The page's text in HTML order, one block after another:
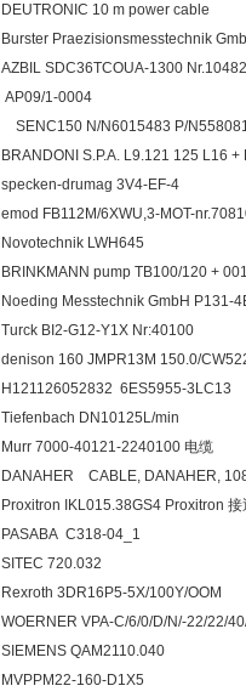
DEUTRONIC 10 m power cable
Burster Praezisionsmesstechnik
AZBIL SDC36TCOUA-1300
AP09/1-0004
SENC150 N/N6015483 P/
BRANDONI S.P.A. L9.121 125
specken-drumag 3V4-EF-4
emod FB112M/6XWU,3-MOT-
Novotechnik LWH645
BRINKMANN pump TB100/120 +
Noeding Messtechnik GmbH P131-
Turck BI2-G12-Y1X Nr:40100
denison 160 JMPR13M 150.0/
H121126052832 6ES5955-3LC13
Tiefenbach DN10125L/min
Murr 7000-40121-2240100 电缆
DANAHER CABLE,
Proxitron IKL015.38GS4 Proxitron 接
PASABA C318-04_1
SITEC 720.032
Rexroth 3DR16P5-5X/100Y/OOM
WOERNER VPA-C/6/0/D/N/-22/22/
SIEMENS QAM2110.040
MVPPM22-160-D1X5